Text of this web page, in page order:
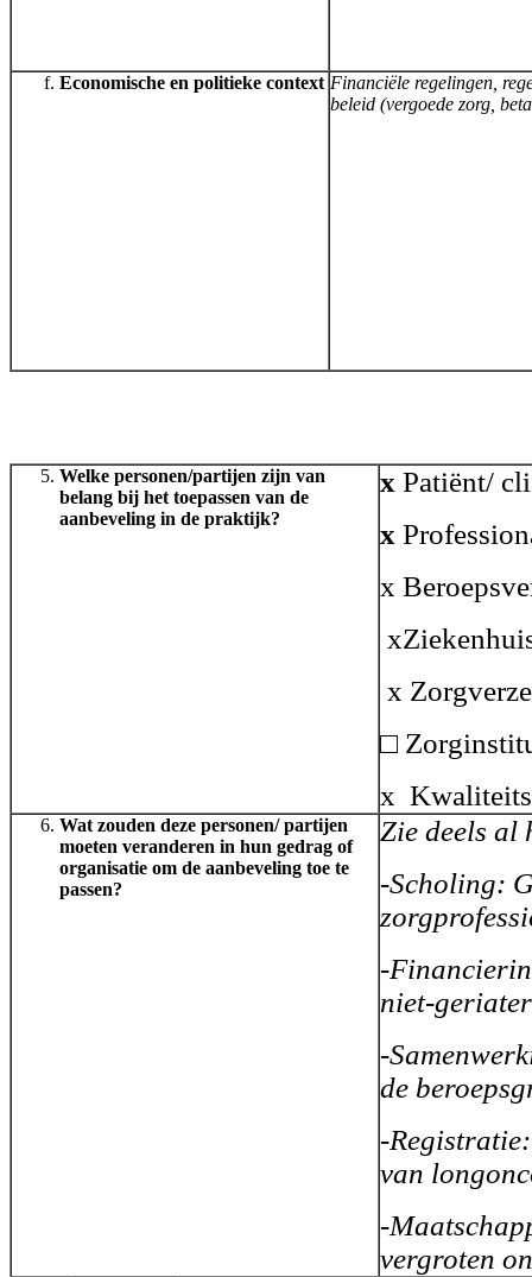
Economische en politieke context Financiële regelingen,
beleid (vergoede zorg,
Welke personen/partijen zijn van
belang bij het toepassen van de
aanbeveling in de praktijk?
x Patiënt/
x
x
x
□
x
Wat zouden deze personen/ partijen
moeten veranderen in hun gedrag of
organisatie om de aanbeveling toe te
passen?
Zie deels al
-Scholing:
-
niet-
-
de
-
van
-
vergroten